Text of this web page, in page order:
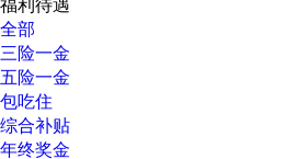
全部
三险一金
五险一金
包吃住
综合补贴
年终奖金